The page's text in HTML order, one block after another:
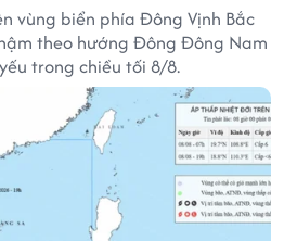
vùng biển phía Đông Vịnh Bắc
theo hướng Đông Đông Nam
trong chiều tối 8/8.